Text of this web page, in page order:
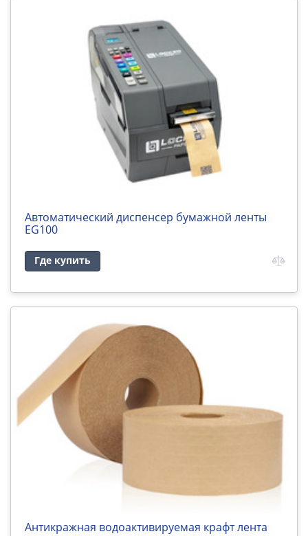
Автоматический диспенсер бумажной ленты
EG100
Где купить
Антикражная водоактивируемая крафт лента